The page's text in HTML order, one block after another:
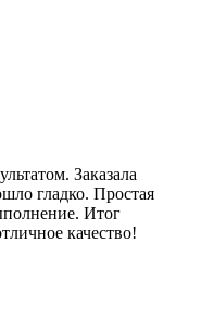
Заказала
гладко. Простая
Итог
качество!